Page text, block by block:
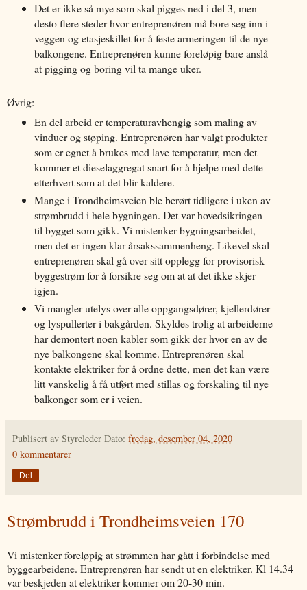
Det er ikke så mye som skal pigges ned i del 3, men
desto flere steder hvor entreprenøren må bore seg inn i
veggen og etasjeskillet for å feste armeringen til de nye
balkongene. Entreprenøren kunne foreløpig bare anslå
at pigging og boring vil ta mange uker.
Øvrig:
En del arbeid er temperaturavhengig som maling av
vinduer og støping. Entreprenøren har valgt produkter
som er egnet å brukes med lave temperatur, men det
kommer et dieselaggregat snart for å hjelpe med dette
etterhvert som at det blir kaldere.
Mange i Trondheimsveien ble berørt tidligere i uken av
strømbrudd i hele bygningen. Det var hovedsikringen
til bygget som gikk. Vi mistenker bygningsarbeidet,
men det er ingen klar årsakssammenheng. Likevel skal
entreprenøren skal gå over sitt opplegg for provisorisk
byggestrøm for å forsikre seg om at at det ikke skjer
igjen.
Vi mangler utelys over alle oppgangsdører, kjellerdører
og lyspullerter i bakgården. Skyldes trolig at arbeiderne
har demontert noen kabler som gikk der hvor en av de
nye balkongene skal komme. Entreprenøren skal
kontakte elektriker for å ordne dette, men det kan være
litt vanskelig å få utført med stillas og forskaling til nye
balkonger som er i veien.
Publisert av Styreleder Dato: fredag, desember 04, 2020
0 kommentarer
Del
Strømbrudd i Trondheimsveien 170
Vi mistenker foreløpig at strømmen har gått i forbindelse med
byggearbeidene. Entreprenøren har sendt ut en elektriker. Kl 14.34
var beskjeden at elektriker kommer om 20-30 min.